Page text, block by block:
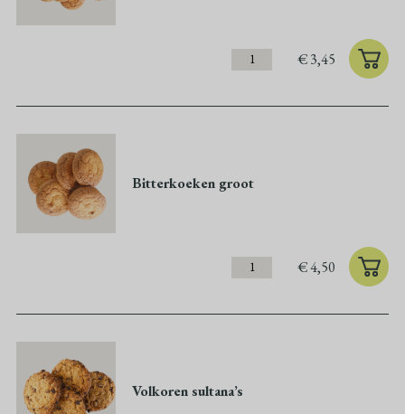
€3,45
Bitterkoeken groot
€4,50
Volkoren sultana’s